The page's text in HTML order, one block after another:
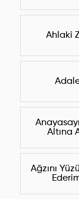
Ahlaki
Altına
Ağzını